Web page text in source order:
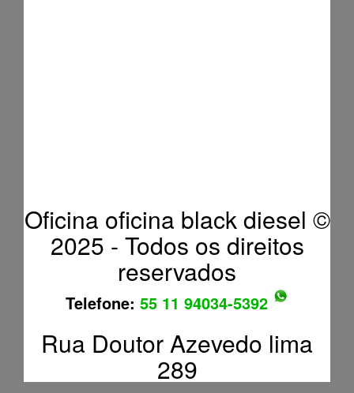
Oficina oficina black diesel ©
2025 - Todos os direitos
reservados
Telefone: 55 11 94034-5392
Rua Doutor Azevedo lima
289